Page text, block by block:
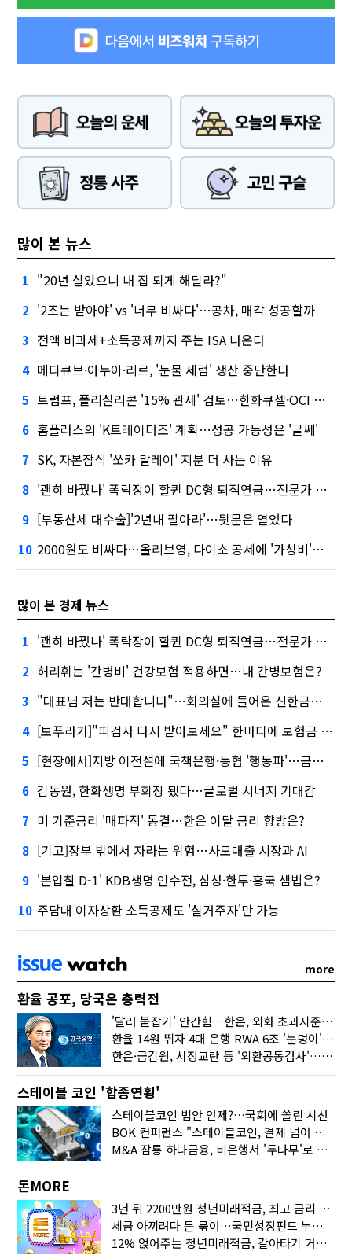
많이 본 뉴스
1 "20년 살았으니 내 집 되게 해달라?"
2 '2조는 받아야' vs '너무 비싸다'…공차, 매각 성공할까
3 전액 비과세+소득공제까지 주는 ISA 나온다
4 메디큐브·아누아·리르, '눈물 세럼' 생산 중단한다
5 트럼프, 폴리실리콘 '15% 관세' 검토…한화큐셀·OCI 영향은?
6 홈플러스의 'K트레이더조' 계획…성공 가능성은 '글쎄'
7 SK, 자본잠식 '쏘카 말레이' 지분 더 사는 이유
8 '괜히 바꿨나' 폭락장이 할퀸 DC형 퇴직연금…전문가 조언은
9 [부동산세 대수술]'2년내 팔아라'…뒷문은 열었다
10 2000원도 비싸다…올리브영, 다이소 공세에 '가성비'로 맞불
많이 본 경제 뉴스
1 '괜히 바꿨나' 폭락장이 할퀸 DC형 퇴직연금…전문가 조언은
2 허리휘는 '간병비' 건강보험 적용하면…내 간병보험은?
3 "대표님 저는 반대합니다"…회의실에 들어온 신한금융 AI
4 [보푸라기]"피검사 다시 받아보세요" 한마디에 보험금 못 받을 뻔?
5 [현장에서]지방 이전설에 국책은행·농협 '행동파'…금감원 '신중모드'
6 김동원, 한화생명 부회장 됐다…글로벌 시너지 기대감
7 미 기준금리 '매파적' 동결…한은 이달 금리 향방은?
8 [기고]장부 밖에서 자라는 위험…사모대출 시장과 AI
9 '본입찰 D-1' KDB생명 인수전, 삼성·한투·흥국 셈법은?
10 주담대 이자상환 소득공제도 '실거주자'만 가능
more
환율 공포, 당국은 총력전
'달러 붙잡기' 안간힘…한은, 외화 초과지준에 이자 6개월 더
환율 14원 뛰자 4대 은행 RWA 6조 '눈덩이'…2배 뛴 2분기는?
한은·금감원, 시장교란 등 '외환공동검사'…환율 급등 전방위 대응
스테이블 코인 '합종연횡'
스테이블코인 법안 언제?…국회에 쏠린 시선
BOK 컨퍼런스 "스테이블코인, 결제 넘어 보험 대출 등 금융 연결 도구"
M&A 잠룡 하나금융, 비은행서 '두나무'로 눈돌린 이유는
돈MORE
3년 뒤 2200만원 청년미래적금, 최고 금리 받으려면?
세금 아끼려다 돈 묶여…국민성장펀드 누가 가입하면 좋을까
12% 얹어주는 청년미래적금, 갈아타기 거절 될수 있어요